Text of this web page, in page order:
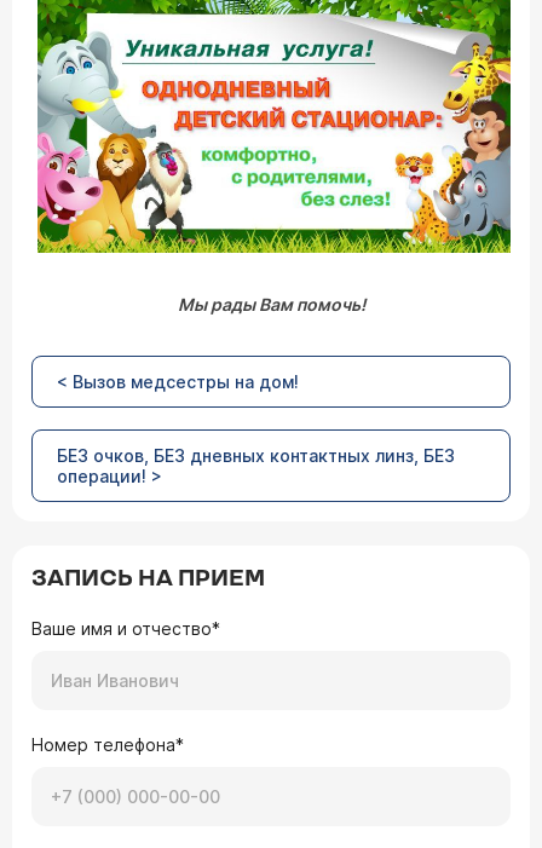
Мы рады Вам помочь!
< Вызов медсестры на дом!
БЕЗ очков, БЕЗ дневных контактных линз, БЕЗ
операции! >
ЗАПИСЬ НА ПРИЕМ
Ваше имя и отчество*
Номер телефона*